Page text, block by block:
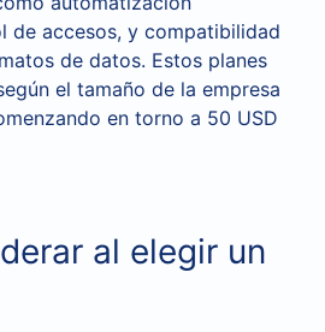
de accesos, y compatibilidad
de datos. Estos planes
el tamaño de la empresa
en torno a 50 USD
al elegir un